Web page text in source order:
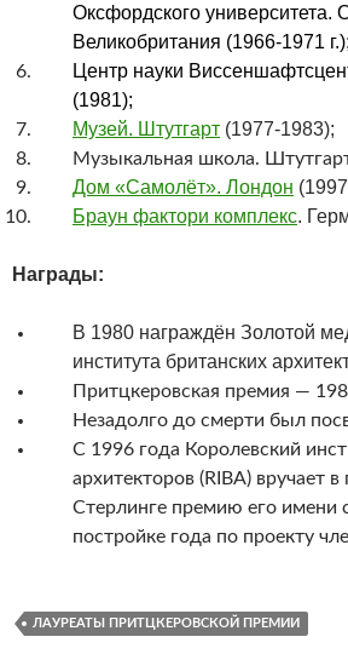
Оксфордского университета.
Великобритания (1966-1971 г.);
Центр науки
(1981);
Музей. Штутгарт (1977-1983);
Музыкальная школа.
Дом «Самолёт». Лондон
Браун фактори комплекс.
Награды:
В 1980 награждён Золотой
института британских
Притцкеровская премия —
Незадолго до смерти был
С 1996 года Королевский
архитекторов (RIBA) вручает
Стерлинге премию его имени
постройке года по проекту
ЛАУРЕАТЫ ПРИТЦКЕРОВСКОЙ ПРЕМИИ